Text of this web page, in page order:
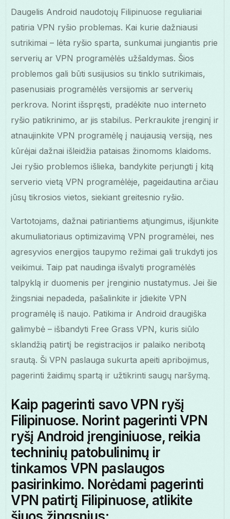
Daugelis Android naudotojų Filipinuose reguliariai
patiria VPN ryšio problemas. Kai kurie dažniausi
sutrikimai – lėta ryšio sparta, sunkumai jungiantis prie
serverių ar VPN programėlės užšaldymas. Šios
problemos gali būti susijusios su tinklo sutrikimais,
pasenusiais programėlės versijomis ar serverių
perkrova. Norint išspręsti, pradėkite nuo interneto
ryšio patikrinimo, ar jis stabilus. Perkraukite įrenginį ir
atnaujinkite VPN programėlę į naujausią versiją, nes
kūrėjai dažnai išleidžia pataisas žinomoms klaidoms.
Jei ryšio problemos išlieka, bandykite perjungti į kitą
serverio vietą VPN programėlėje, pageidautina arčiau
jūsų tikrosios vietos, siekiant greitesnio ryšio.
Vartotojams, dažnai patiriantiems atjungimus, išjunkite
akumuliatoriaus optimizavimą VPN programėlei, nes
agresyvios energijos taupymo režimai gali trukdyti jos
veikimui. Taip pat naudinga išvalyti programėlės
talpyklą ir duomenis per įrenginio nustatymus. Jei šie
žingsniai nepadeda, pašalinkite ir įdiekite VPN
programėlę iš naujo. Patikima ir Android draugiška
galimybė – išbandyti Free Grass VPN, kuris siūlo
sklandžią patirtį be registracijos ir palaiko neribotą
srautą. Ši VPN paslauga sukurta apeiti apribojimus,
pagerinti žaidimų spartą ir užtikrinti saugų naršymą.
Kaip pagerinti savo VPN ryšį
Filipinuose. Norint pagerinti VPN
ryšį Android įrenginiuose, reikia
techninių patobulinimų ir
tinkamos VPN paslaugos
pasirinkimo. Norėdami pagerinti
VPN patirtį Filipinuose, atlikite